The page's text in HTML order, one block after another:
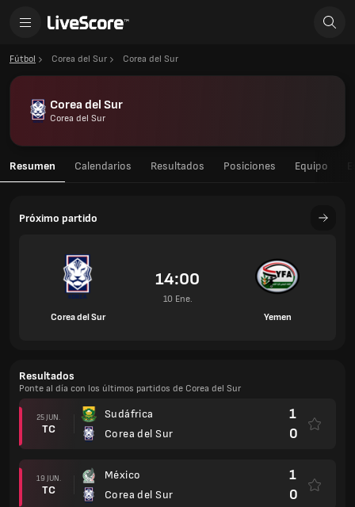
Fútbol Corea del Sur Corea del Sur
Corea del Sur
Corea del Sur
Resumen Calendarios Resultados Posiciones Equipo
Próximo partido
Corea del Sur
14:00
10 Ene.
Yemen
Resultados
Ponte al día con los últimos partidos de Corea del Sur
25 JUN.
TC
Sudáfrica
Corea del Sur
1
0
19 JUN.
TC
México
Corea del Sur
1
0